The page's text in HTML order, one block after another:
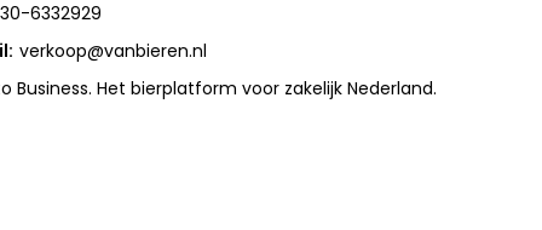
6332929
verkoop@vanbieren.nl
Business. Het bierplatform voor zakelijk Nederland.